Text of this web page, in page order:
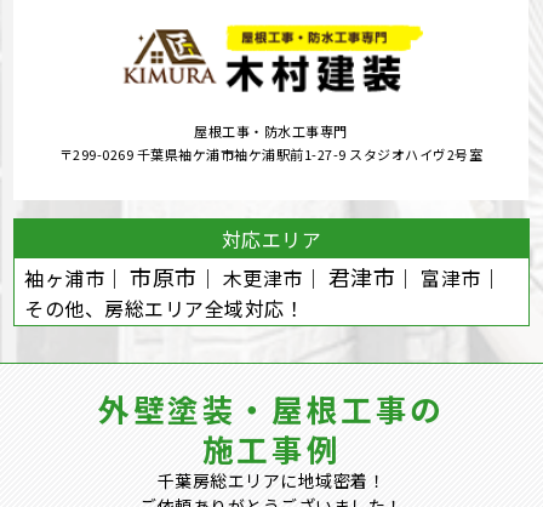
屋根工事・防水工事専門
〒299-0269 千葉県袖ケ浦市袖ケ浦駅前1-27-9 スタジオハイヴ2号室
対応エリア
袖ヶ浦市｜市原市 ｜ 木更津市｜ 君津市 ｜ 富津市｜
その他、房総エリア全域対応！
外壁塗装・屋根工事の
施工事例
千葉房総エリアに地域密着！